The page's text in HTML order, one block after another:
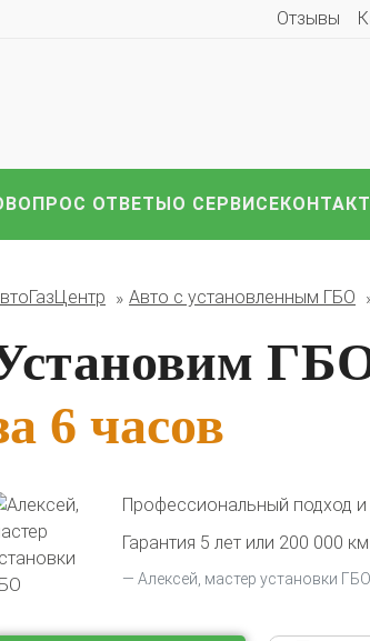
Отзывы
Toyota Volkswagen
другие
ВОПРОС ОТВЕТЫО СЕРВИСЕ
Авто с установленным ГБО
6 часов
Профессиональный подход
Гарантия 5 лет или 200 000 км
Алексей, мастер установки ГБО